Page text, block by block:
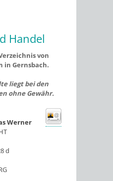
Handel
von
in Gernsbach.
liegt bei den
ohne Gewähr.
Werner
d